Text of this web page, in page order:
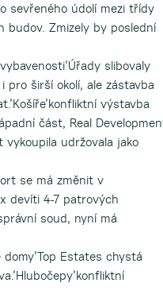
sevřeného údolí mezi třídy
budov. Zmizely by poslední
slibovaly
pro širší okolí, ale zástavba
výstavba
část, Real
udržovala jako
se má změnit v
devíti 4-7 patrových
soud, nyní má
Estates chystá